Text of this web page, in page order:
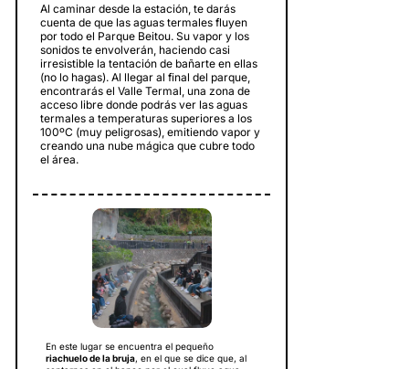
Al caminar desde la estación, te darás
cuenta de que las aguas termales fluyen
por todo el Parque Beitou. Su vapor y los
sonidos te envolverán, haciendo casi
irresistible la tentación de bañarte en ellas
(no lo hagas). Al llegar al final del parque,
encontrarás el Valle Termal, una zona de
acceso libre donde podrás ver las aguas
termales a temperaturas superiores a los
100ºC (muy peligrosas), emitiendo vapor y
creando una nube mágica que cubre todo
el área.
En este lugar se encuentra el pequeño
riachuelo de la bruja, en el que se dice que, al